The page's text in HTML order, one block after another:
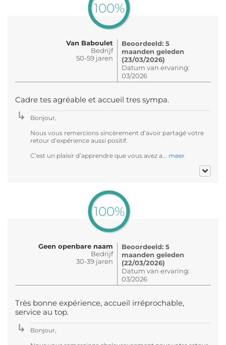
100%
Van Baboulet
Bedrijf
50-59 jaren
Beoordeeld: 5
maanden geleden
(23/03/2026)
Datum van ervaring:
03/2026
Cadre tes agréable et accueil tres sympa.
Bonjour,
Nous vous remercions sincèrement d’avoir partagé votre
retour d’expérience aussi positif.
C’est un plaisir d’apprendre que vous avez a... meer
100%
Geen openbare naam
Bedrijf
30-39 jaren
Beoordeeld: 5
maanden geleden
(22/03/2026)
Datum van ervaring:
03/2026
Très bonne expérience, accueil irréprochable,
service au top.
Bonjour,